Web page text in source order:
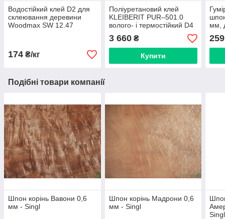
Водостійкий клей D2 для
склеювання деревини
Woodmax SW 12.47
174 ₴/кг
Поліуретановий клей
KLEIBERIT PUR–501.0
волого- і термостійкий D4
(відро 8 кг)
3 660₴
Купити
мм,
259
Подібні товари компанії
Шпон корінь Вавони 0,6
мм - Singl
Шпон корінь Мадрони 0,6
мм - Singl
Singl